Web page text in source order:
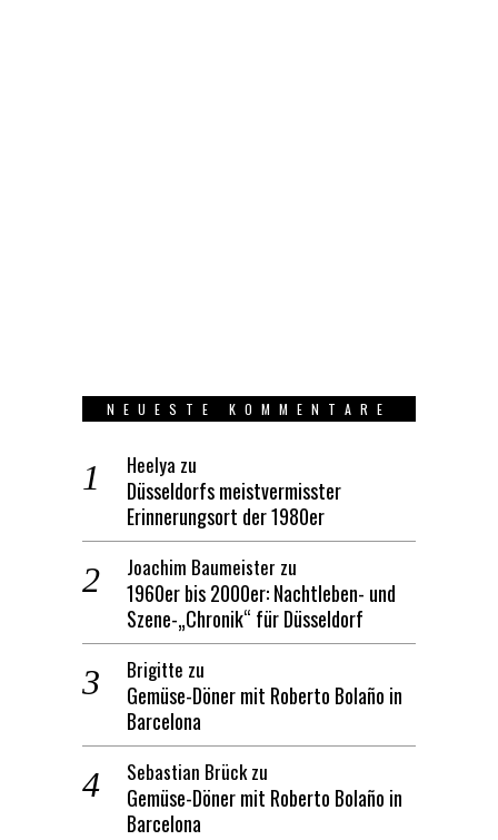
NEUESTE KOMMENTARE
Heelya zu
Düsseldorfs meistvermisster
Erinnerungsort der 1980er
Joachim Baumeister zu
1960er bis 2000er: Nachtleben- und
Szene-„Chronik“ für Düsseldorf
Brigitte zu
Gemüse-Döner mit Roberto Bolaño in
Barcelona
Sebastian Brückzu
Gemüse-Döner mit Roberto Bolaño in
Barcelona